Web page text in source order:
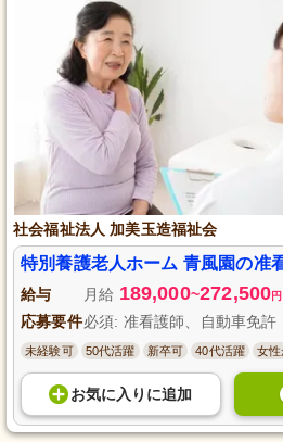
社会福祉法人 加美玉造福祉会
特別養護老人ホーム 青風園の准
給与 月給 189,000~272,500円
応募要件必須: 准看護師、自動車免許
未経験可 50代活躍 新卒可 40代活躍 女
お気に入り に追加